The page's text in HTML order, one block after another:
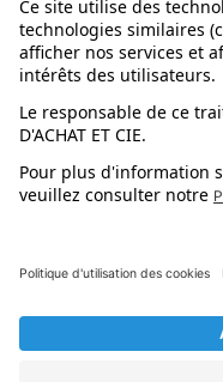
Évènements
L'application mobile